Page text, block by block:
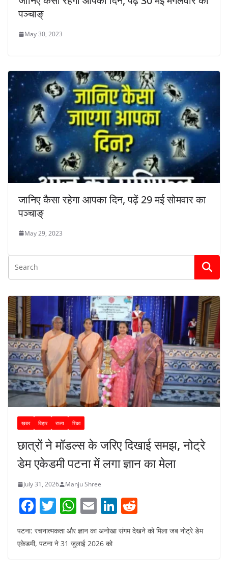
पञ्चाङ्
May 30, 2023
जानिए कैसा रहेगा आपका दिन, पढ़ें 29 मई सोमवार का
पञ्चाङ्
May 29, 2023
ख़बर बिहार राज्य शिक्षा
छात्रों ने मॉडल्स के जरिए दिखाई समझ, नोट्रे
डेम एकेडमी पटना में लगा ज्ञान का मेला
July 31, 2026 Manju Shree
F
c
T
itt
W
at
E
m
ai
Li
n
k
e
d
पटना: रचनात्मकता और ज्ञान का अनोखा संगम देखने को मिला जब नोट्रे डेम
एकेडमी, पटना ने 31 जुलाई 2026 को